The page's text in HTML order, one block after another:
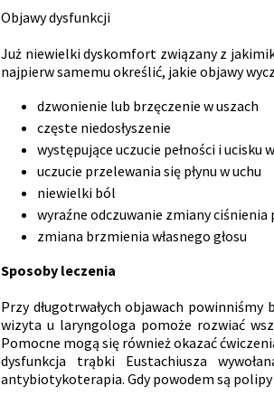
Objawy dysfunkcji
Już niewielki dyskomfort związany z
najpierw samemu określić, jakie objawy
dzwonienie lub brzęczenie w uszach
częste niedosłyszenie
występujące uczucie pełności i ucisku
uczucie przelewania się płynu w uchu
niewielki ból
wyraźne odczuwanie zmiany ciśnienia
zmiana brzmienia własnego głosu
Sposoby leczenia
Przy długotrwałych objawach
wizyta u laryngologa pomoże rozwiać
Pomocne mogą się również okazać
dysfunkcja trąbki Eustachiusza
antybiotykoterapia. Gdy powodem są